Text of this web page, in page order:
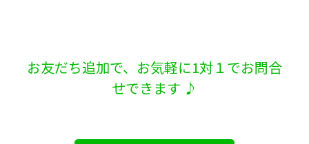
お友だち追加で、お気軽に1対１でお問合
せできます ♪